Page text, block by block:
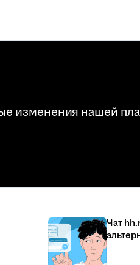
изменения нашей
Чат